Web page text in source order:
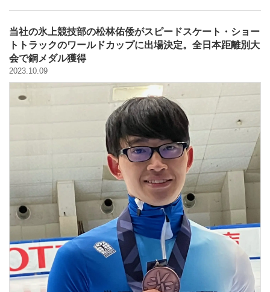
バックハウスイリエ
プライバシーポリシー
アクセスマップ
English
当社の氷上競技部の松林佑倭がスピードスケート・ショー
トトラックのワールドカップに出場決定。全日本距離別大
会で銅メダル獲得
2023.10.09